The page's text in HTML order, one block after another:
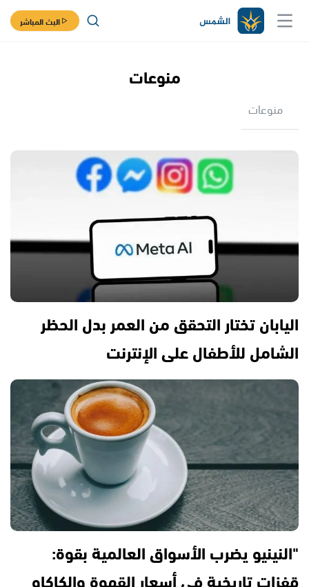
البث المباشر
منوعات
منوعات
اليابان تختار التحقق من العمر بدل الحظر
الشامل للأطفال على الإنترنت
"النينيو يضرب الأسواق العالمية بقوة:
قفزات تاريخية في أسعار القهوة والكاكاو